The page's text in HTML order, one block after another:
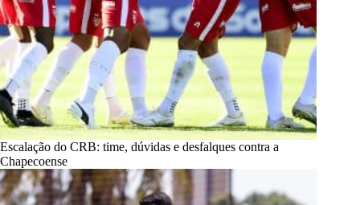
Escalação do CRB: time, dúvidas e desfalques contra a
Chapecoense